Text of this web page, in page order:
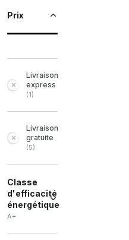
Prix
Livraison
express
(1)
Livraison
gratuite
(5)
Classe
d'efficacité
énergétique
A+